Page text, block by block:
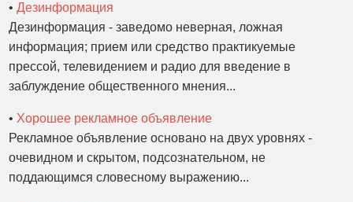
•Дезинформация
Дезинформация - заведомо неверная, ложная
информация; прием или средство практикуемые
прессой, телевидением и радио для введение в
заблуждение общественного мнения...
• Хорошее рекламное объявление
Рекламное объявление основано на двух уровнях -
очевидном и скрытом, подсознательном, не
поддающимся словесному выражению...